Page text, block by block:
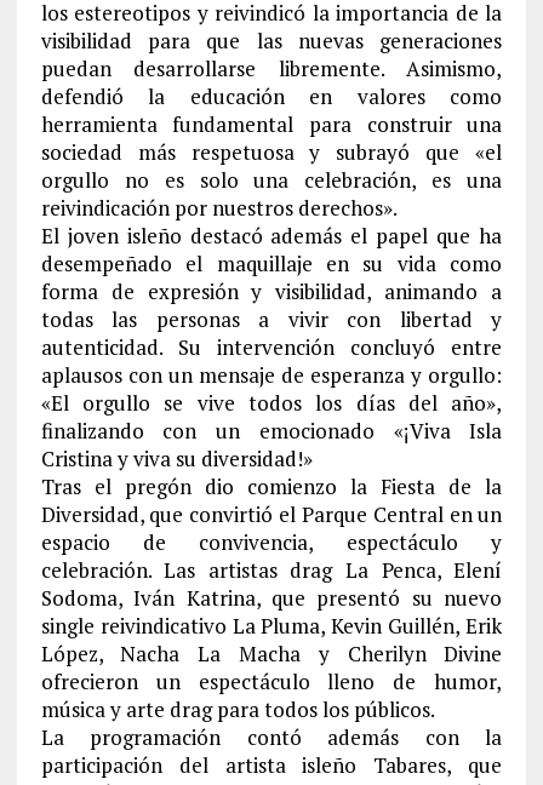
los estereotipos y reivindicó la importancia de la
visibilidad para que las nuevas generaciones
puedan desarrollarse libremente. Asimismo,
defendió la educación en valores como
herramienta fundamental para construir una
sociedad más respetuosa y subrayó que «el
orgullo no es solo una celebración, es una
reivindicación por nuestros derechos».
El joven isleño destacó además el papel que ha
desempeñado el maquillaje en su vida como
forma de expresión y visibilidad, animando a
todas las personas a vivir con libertad y
autenticidad. Su intervención concluyó entre
aplausos con un mensaje de esperanza y orgullo:
«El orgullo se vive todos los días del año»,
finalizando con un emocionado «¡Viva Isla
Cristina y viva su diversidad!»
Tras el pregón dio comienzo la Fiesta de la
Diversidad, que convirtió el Parque Central en un
espacio de convivencia, espectáculo y
celebración. Las artistas drag La Penca, Elení
Sodoma, Iván Katrina, que presentó su nuevo
single reivindicativo La Pluma, Kevin Guillén, Erik
López, Nacha La Macha y Cherilyn Divine
ofrecieron un espectáculo lleno de humor,
música y arte drag para todos los públicos.
La programación contó además con la
participación del artista isleño Tabares, que